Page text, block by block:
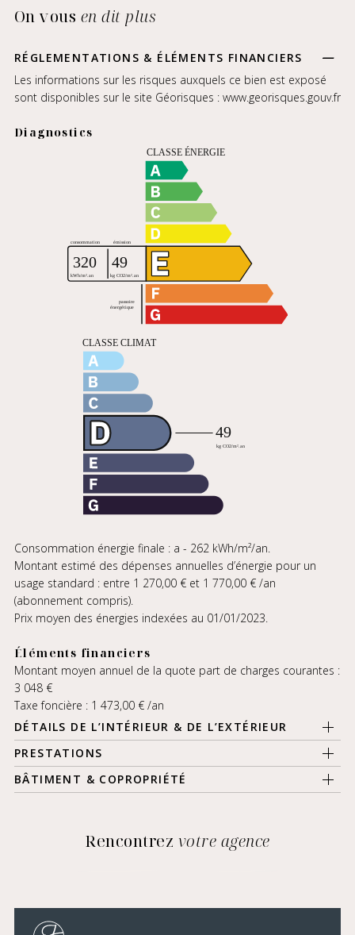
On vous en dit plus
RÉGLEMENTATIONS & ÉLÉMENTS FINANCIERS
Les informations sur les risques auxquels ce bien est exposé
sont disponibles sur le site Géorisques : www.georisques.gouv.fr
Diagnostics
Consommation énergie finale : a - 262 kWh/m²/an.
Montant estimé des dépenses annuelles d’énergie pour un
usage standard : entre 1 270,00 € et 1 770,00 € /an
(abonnement compris).
Prix moyen des énergies indexées au 01/01/2023.
Éléments financiers
Montant moyen annuel de la quote part de charges courantes :
3 048 €
Taxe foncière : 1 473,00 € /an
DÉTAILS DE L’INTÉRIEUR & DE L’EXTÉRIEUR
PRESTATIONS
BÂTIMENT & COPROPRIÉTÉ
Rencontrez votre agence